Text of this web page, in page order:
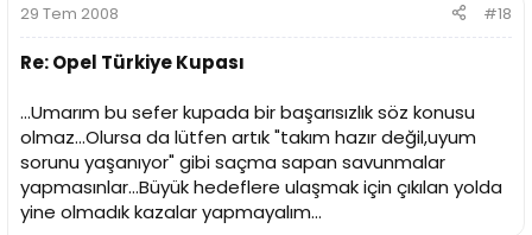
29 Tem 2008 #18
Re: Opel Türkiye Kupası
...Umarım bu sefer kupada bir başarısızlık söz konusu
olmaz...Olursa da lütfen artık "takım hazır değil,uyum
sorunu yaşanıyor" gibi saçma sapan savunmalar
yapmasınlar...Büyük hedeflere ulaşmak için çıkılan yolda
yine olmadık kazalar yapmayalım...